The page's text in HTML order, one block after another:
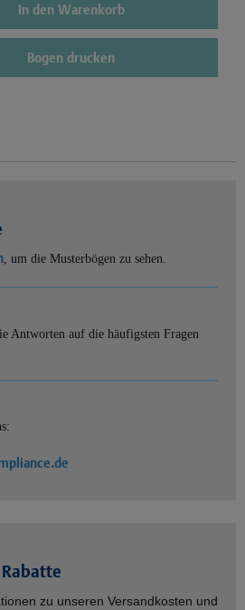
In den Warenkorb
Bogen drucken
, um die Musterbögen zu sehen.
Antworten auf die häufigsten Fragen
zu unseren Versandkosten und